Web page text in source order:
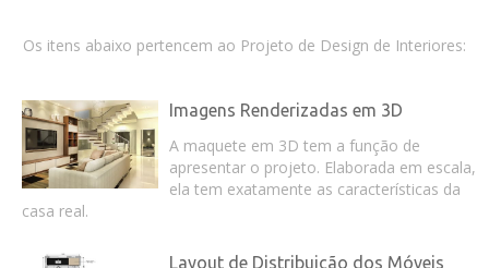
Os itens abaixo pertencem ao Projeto de Design de Interiores:
Imagens Renderizadas em 3D
A maquete em 3D tem a função de
apresentar o projeto. Elaborada em escala,
ela tem exatamente as características da
casa real.
Layout de Distribuição dos Móveis